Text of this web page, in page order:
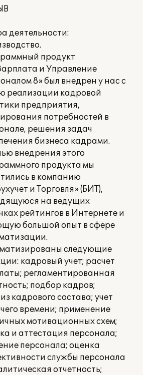
деятельности:
продукт
и Управление
8» был внедрен у нас с
реализации кадровой
предприятия,
потребностей в
решения задач
бизнеса кадрами.
внедрения этого
продукта мы
в компанию
и Торговля» (БИТ),
на ведущих
рейтингов в Интернете и
большой опыт в сфере
следующие
кадровый учет; расчет
регламентированная
подбор кадров;
кадрового состава; учет
времени; применение
мотивационных схем;
и аттестация персонала;
персонала; оценка
службы персонала
отчетность;